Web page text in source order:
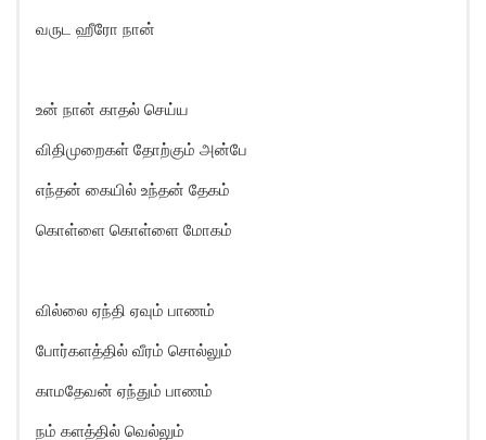
வருட ஹீரோ நான்
உன் நான் காதல் செய்ய
விதிமுறைகள் தோற்கும் அன்பே
எந்தன் கையில் உந்தன் தேகம்
கொள்ளை கொள்ளை மோகம்
வில்லை ஏந்தி ஏவும் பாணம்
போர்களத்தில் வீரம் சொல்லும்
காமதேவன் ஏந்தும் பாணம்
நம் களத்தில் வெல்லும்